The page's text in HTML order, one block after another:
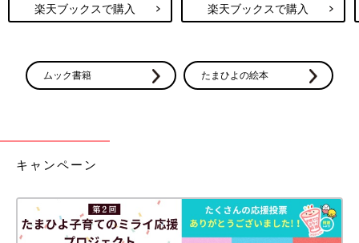
楽天ブックスで購入 楽天ブックスで購入
ムック書籍 たまひよの絵本
キャンペーン